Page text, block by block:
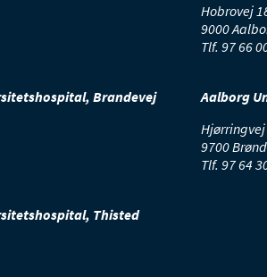
Hobrovej
9000
Tlf. 97 66
Brandevej
Aalborg
9700
Tlf. 97 64
Thisted